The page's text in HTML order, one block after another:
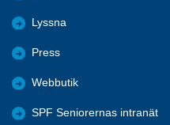
Lyssna
Press
Webbutik
SPF Seniorernas intranät